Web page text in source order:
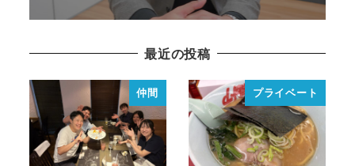
最近の投稿
仲間 プライベート